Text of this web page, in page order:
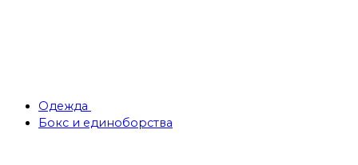
Одежда
Бокс и единоборства